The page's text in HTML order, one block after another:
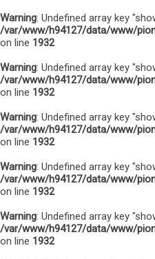
Warning: Undefined array key
/var/www/h94127/data/www/
on line 1932
Warning: Undefined array key
/var/www/h94127/data/www/
on line 1932
Warning: Undefined array key
/var/www/h94127/data/www/
on line 1932
Warning: Undefined array key
/var/www/h94127/data/www/
on line 1932
Warning: Undefined array key
/var/www/h94127/data/www/
on line 1932